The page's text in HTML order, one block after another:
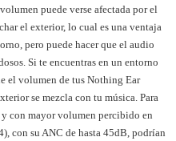
puede verse afectada por el
el exterior, lo cual es una ventaja
pero puede hacer que el audio
Si te encuentras en un entorno
el volumen de tus Nothing Ear
se mezcla con tu música. Para
con mayor volumen percibido en
con su ANC de hasta 45dB, podrían